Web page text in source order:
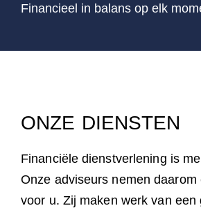
Financieel in balans op elk
ONZE DIENSTEN
Financiële dienstverlening is
Onze adviseurs nemen daarom
voor u. Zij maken werk van een